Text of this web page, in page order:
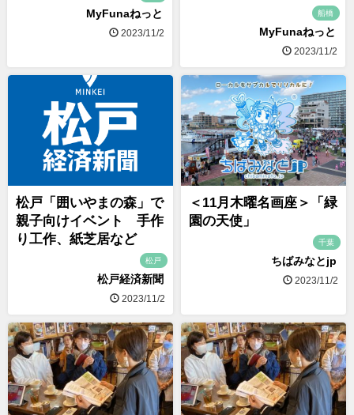
MyFunaねっと
2023/11/2
船橋
MyFunaねっと
2023/11/2
松戸「囲いやまの森」で
親子向けイベント 手作
り工作、紙芝居など
松戸
松戸経済新聞
2023/11/2
＜11月木曜名画座＞「緑
園の天使」
千葉
ちばみなとjp
2023/11/2